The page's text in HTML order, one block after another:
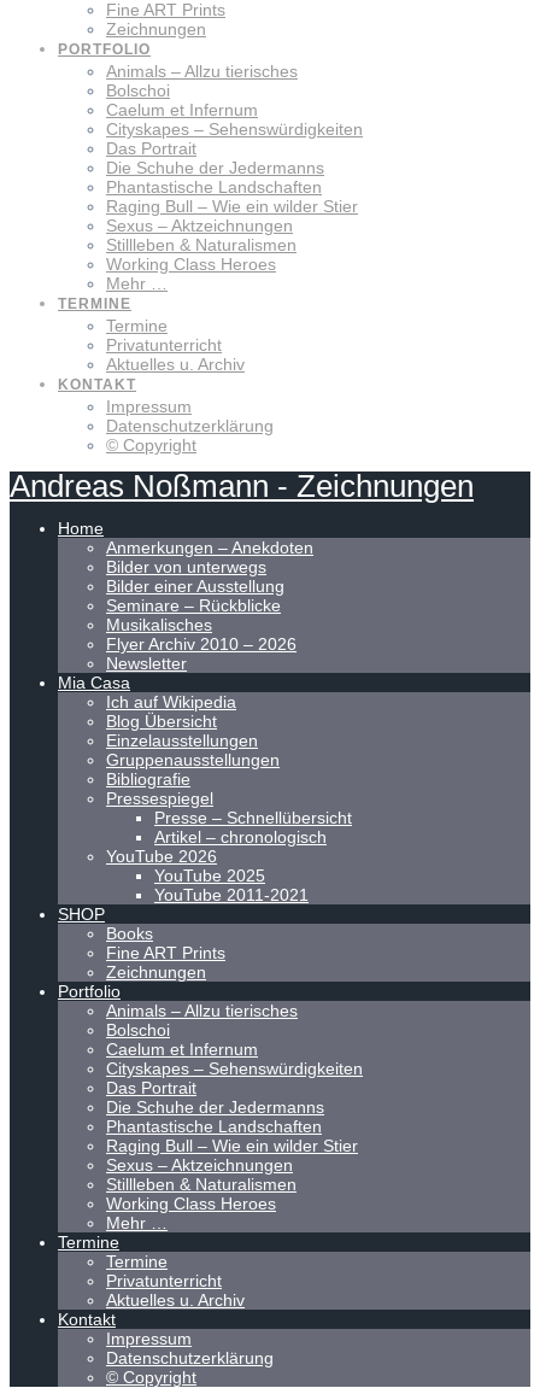
Fine ART Prints
Zeichnungen
PORTFOLIO
Animals – Allzu tierisches
Bolschoi
Caelum et Infernum
Cityskapes – Sehenswürdigkeiten
Das Portrait
Die Schuhe der Jedermanns
Phantastische Landschaften
Raging Bull – Wie ein wilder Stier
Sexus – Aktzeichnungen
Stillleben & Naturalismen
Working Class Heroes
Mehr …
TERMINE
Termine
Privatunterricht
Aktuelles u. Archiv
KONTAKT
Impressum
Datenschutzerklärung
© Copyright
Andreas Noßmann - Zeichnungen
Home
Anmerkungen – Anekdoten
Bilder von unterwegs
Bilder einer Ausstellung
Seminare – Rückblicke
Musikalisches
Flyer Archiv 2010 – 2026
Newsletter
Mia Casa
Ich auf Wikipedia
Blog Übersicht
Einzelausstellungen
Gruppenausstellungen
Bibliografie
Pressespiegel
Presse – Schnellübersicht
Artikel – chronologisch
YouTube 2026
YouTube 2025
YouTube 2011-2021
SHOP
Books
Fine ART Prints
Zeichnungen
Portfolio
Animals – Allzu tierisches
Bolschoi
Caelum et Infernum
Cityskapes – Sehenswürdigkeiten
Das Portrait
Die Schuhe der Jedermanns
Phantastische Landschaften
Raging Bull – Wie ein wilder Stier
Sexus – Aktzeichnungen
Stillleben & Naturalismen
Working Class Heroes
Mehr …
Termine
Termine
Privatunterricht
Aktuelles u. Archiv
Kontakt
Impressum
Datenschutzerklärung
© Copyright